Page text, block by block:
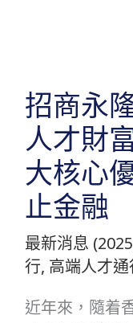
招商永
人才財
大核心
止金融
最新消息
行, 高端人才通
近年來，隨着